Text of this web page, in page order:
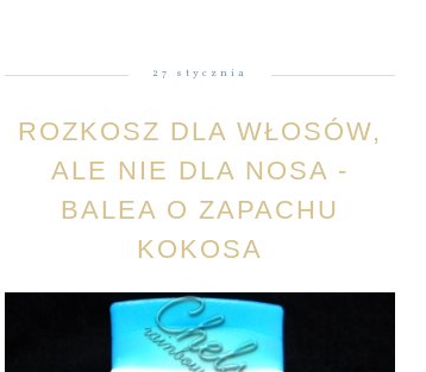
27 stycznia
ROZKOSZ DLA WŁOSÓW,
ALE NIE DLA NOSA -
BALEA O ZAPACHU
KOKOSA